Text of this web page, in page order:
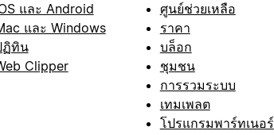
และ Android
และ Windows
ฏิทิน
Clipper
ศูนย์ช่วยเหลือ
ราคา
บล็อก
ชุมชน
การรวมระบบ
เทมเพลต
โปรแกรมพาร์ทเนอร์